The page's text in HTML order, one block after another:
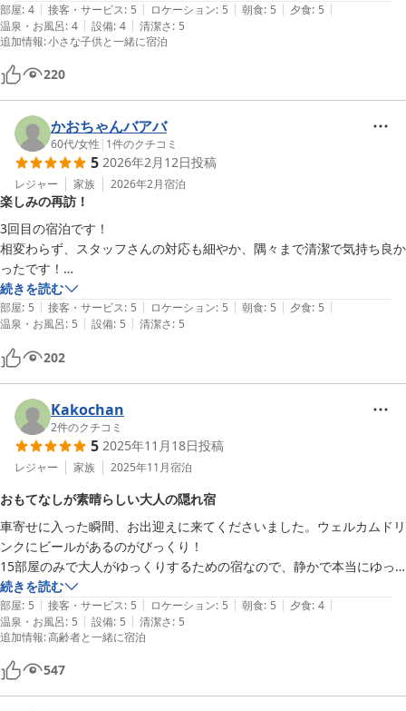
部屋: 4 | 接客・サービス: 5 | ロケーション: 5 | 朝食: 5 | 夕食: 5 |
温泉・お風呂: 4 | 設備: 4 | 清潔さ: 5
追加情報:小さな子供と一緒に宿泊
220
かおちゃんバアバ
60代/女性 | 1件のクチコミ
5 2026年2月12日投稿
レジャー 家族 2026年2月宿泊
楽しみの再訪！
3回目の宿泊です！
相変わらず、スタッフさんの対応も細やか、隅々まで清潔で気持ち良か
ったです！
食事も夕食の懐石料理は豪華！朝食も最高でした！
続きを読む
部屋: 5 | 接客・サービス: 5 | ロケーション: 5 | 朝食: 5 | 夕食: 5 |
温泉・お風呂: 5 | 設備: 5 | 清潔さ: 5
202
Kakochan
2件のクチコミ
5 2025年11月18日投稿
レジャー 家族 2025年11月宿泊
おもてなしが素晴らしい大人の隠れ宿
車寄せに入った瞬間、お出迎えに来てくださいました。ウェルカムドリ
ンクにビールがあるのがびっくり！
15部屋のみで大人がゆっくりするための宿なので、静かで本当にゆっ
たり過ごせます。
お食事はとても美味しく、ボリューム満点。ただ、ボリュームがありす
ぎて食べきれないのが難点です。鮑の酒蒸しは柔らかく、歯が弱い父も
喜んで食べていました。
とにかく大満足です。年に一度宿泊したいのです翠海貯金を始めます！
続きを読む
部屋: 5 | 接客・サービス: 5 | ロケーション: 5 | 朝食: 5 | 夕食: 4 |
温泉・お風呂: 5 | 設備: 5 | 清潔さ: 5
追加情報:高齢者と一緒に宿泊
547